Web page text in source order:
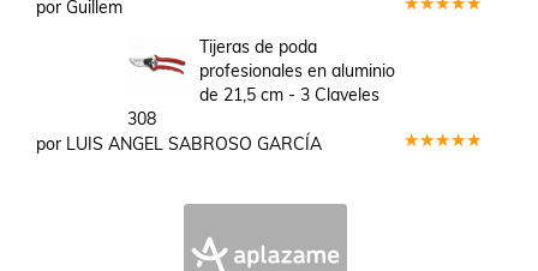
por Guillem
Tijeras de poda
profesionales en aluminio
de 21,5 cm - 3 Claveles
308
por LUIS ANGEL SABROSO GARCÍA